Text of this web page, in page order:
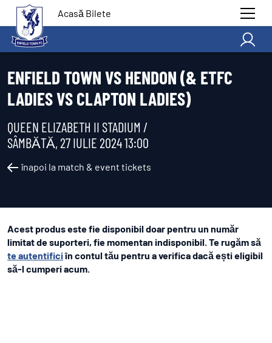
Acasă Bilete
ENFIELD TOWN VS HENDON (& ETFC
LADIES VS CLAPTON LADIES)
QUEEN ELIZABETH II STADIUM /
SÂMBĂTĂ, 27 IULIE 2024 13:00
înapoi la match & event tickets
Acest produs este fie disponibil doar pentru un număr
limitat de suporteri, fie momentan indisponibil. Te rugăm să
te autentificiîn contul tău pentru a verifica dacă ești eligibil
să-l cumperi acum.